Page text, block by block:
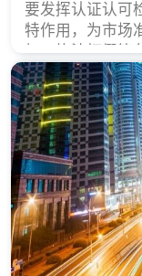
要发挥认证认可
特作用，为市场
权、执法打假等
据。